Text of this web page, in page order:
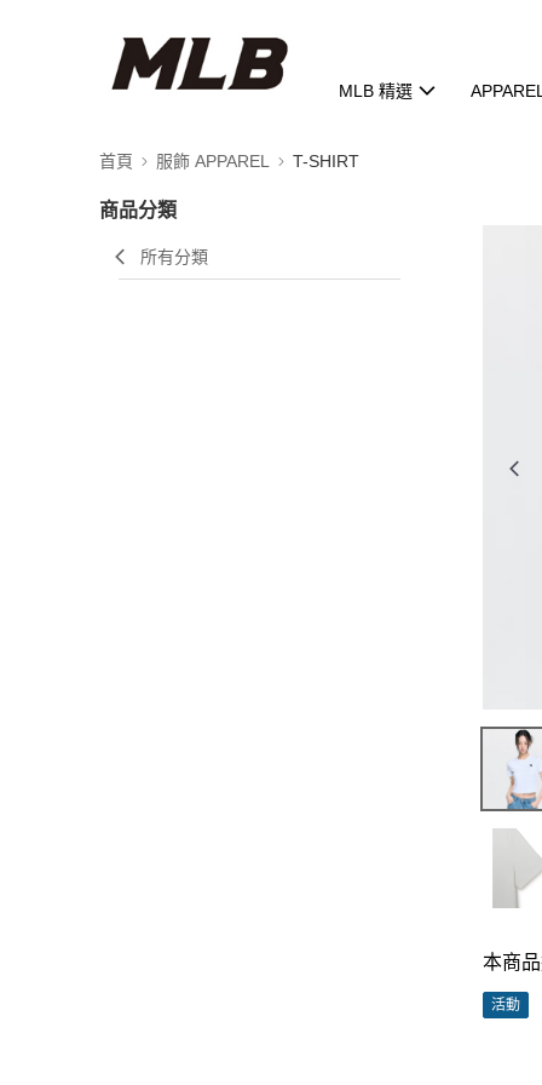
MLB 精選
首頁 服飾 APPAREL T-SHIRT
商品分類
所有分類
本商
活動